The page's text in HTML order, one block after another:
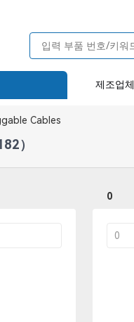
제조업체
Cables
）
0